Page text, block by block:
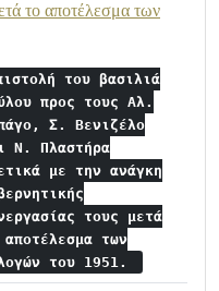
το αποτέλεσμα των
του βασιλιά
προς τους Αλ.
Σ. Βενιζέλο
Ν. Πλαστήρα
με την ανάγκη
τους μετά
των
του 1951.